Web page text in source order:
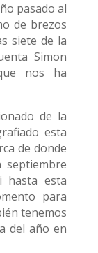
pasado al
de brezos
siete de la
Simon
nos ha
de la
esta
de donde
septiembre
esta
para
tenemos
del año en